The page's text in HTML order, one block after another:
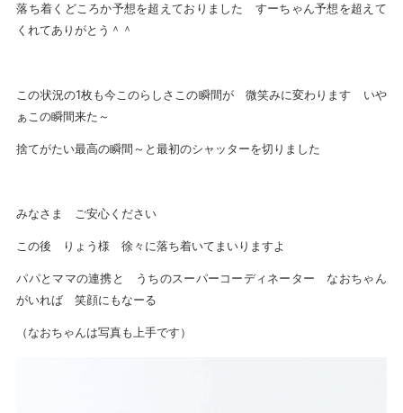
落ち着くどころか予想を超えておりました すーちゃん予想を超えて
くれてありがとう＾＾
この状況の1枚も今このらしさこの瞬間が 微笑みに変わります いや
ぁこの瞬間来た～
捨てがたい最高の瞬間～と最初のシャッターを切りました
みなさま ご安心ください
この後 りょう様 徐々に落ち着いてまいりますよ
パパとママの連携と うちのスーパーコーディネーター なおちゃん
がいれば 笑顔にもなーる
（なおちゃんは写真も上手です）